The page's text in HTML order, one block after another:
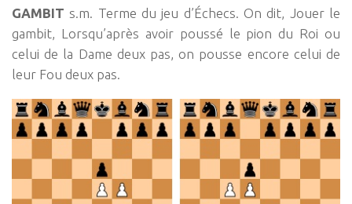
GAMBIT s.m. Terme du jeu d’Échecs. On dit, Jouer le
gambit, Lorsqu’après avoir poussé le pion du Roi ou
celui de la Dame deux pas, on pousse encore celui de
leur Fou deux pas.